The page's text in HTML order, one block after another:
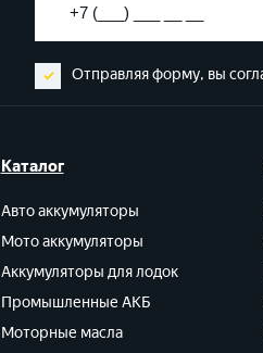
Отправляя форму, вы
Каталог
Авто аккумуляторы
Мото аккумуляторы
Аккумуляторы для лодок
Промышленные АКБ
Моторные масла